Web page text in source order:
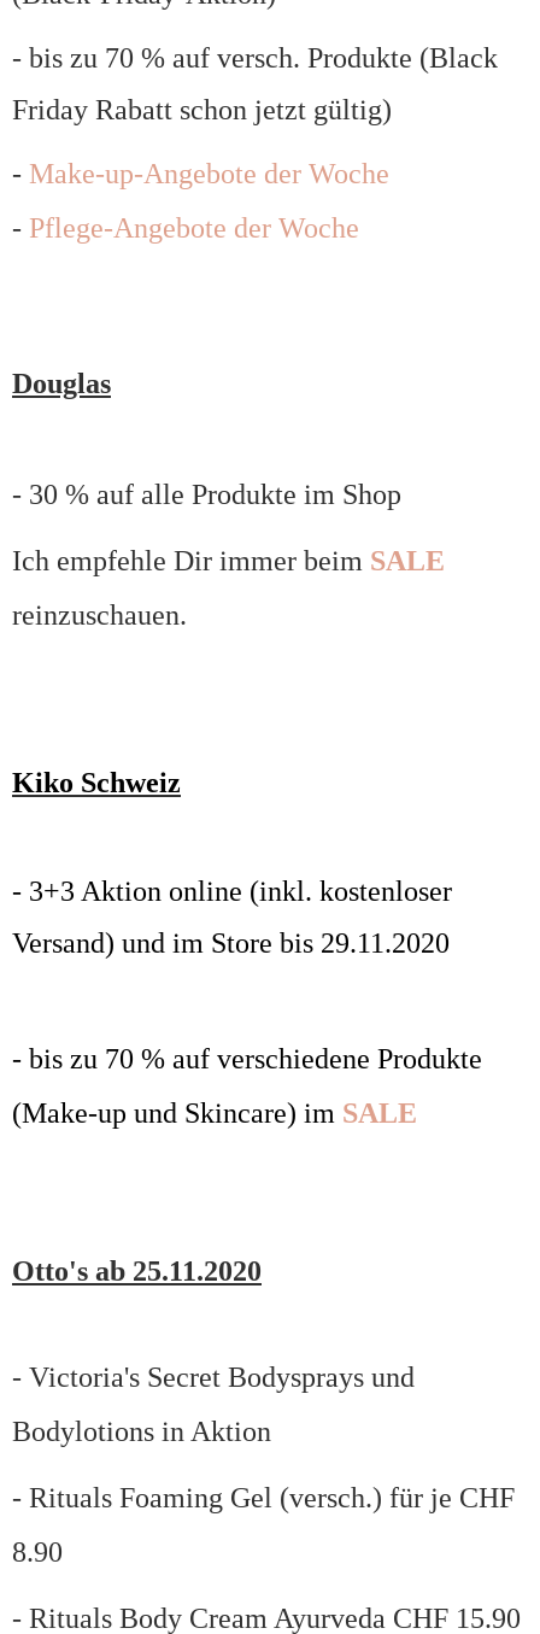
- bis zu 70 % auf versch. Produkte (Black
Friday Rabatt schon jetzt gültig)
- Make-up-Angebote der Woche
- Pflege-Angebote der Woche
Douglas
- 30 % auf alle Produkte im Shop
Ich empfehle Dir immer beim SALE
reinzuschauen.
Kiko Schweiz
- 3+3 Aktion online (inkl. kostenloser
Versand) und im Store bis 29.11.2020
- bis zu 70 % auf verschiedene Produkte
(Make-up und Skincare) im SALE
Otto's ab 25.11.2020
- Victoria's Secret Bodysprays und
Bodylotions in Aktion
- Rituals Foaming Gel (versch.) für je CHF
8.90
- Rituals Body Cream Ayurveda CHF 15.90